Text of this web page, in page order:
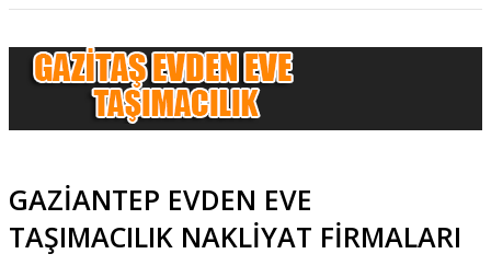
Hızlı ve Güvenli 🚛 Gaziantep evden eve taşımacılık filosu
olarak Gaziantep şehirler arası evden eve nakliyat firması
olarak profesyonel ustalarımızla evinizi güvenle
taşıyoruz.🏘️
GAZİANTEP EVDEN EVE
TAŞIMACILIK NAKLİYAT FİRMALARI